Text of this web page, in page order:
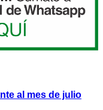
al mes de julio